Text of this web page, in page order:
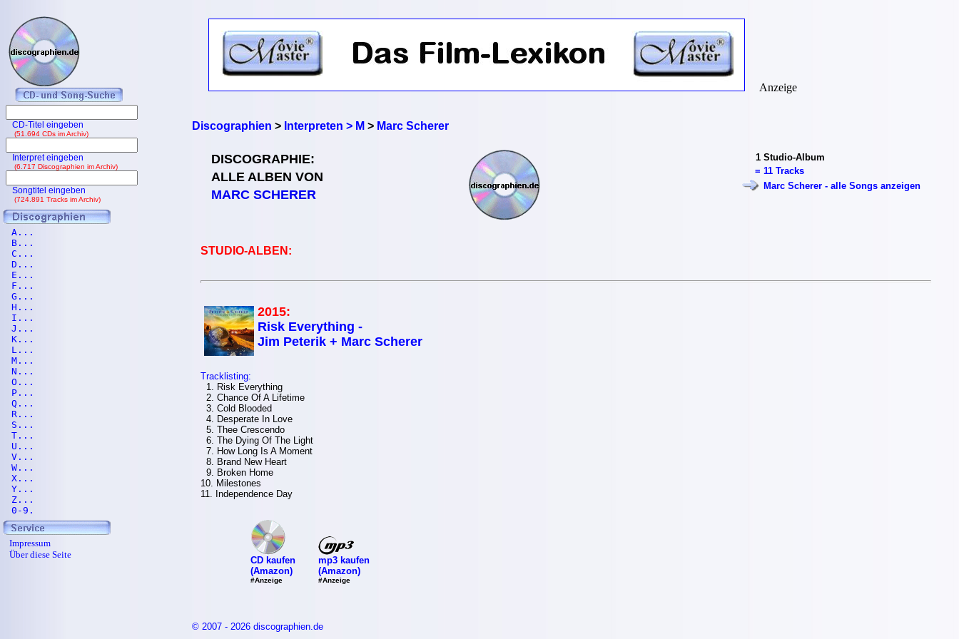
Discographien > Interpreten > M > Marc Scherer
DISCOGRAPHIE:
ALLE ALBEN VON
MARC SCHERER
1 Studio-Album
= 11 Tracks
Marc Scherer - alle Songs anzeigen
STUDIO-ALBEN:
2015:
Risk Everything -
Jim Peterik + Marc Scherer
Tracklisting:
1. Risk Everything
2. Chance Of A Lifetime
3. Cold Blooded
4. Desperate In Love
5. Thee Crescendo
6. The Dying Of The Light
7. How Long Is A Moment
8. Brand New Heart
9. Broken Home
10. Milestones
11. Independence Day
CD kaufen
(Amazon)
#Anzeige
mp3 kaufen
(Amazon)
#Anzeige
© 2007 - 2026 discographien.de
Anzeige
CD-Titel eingeben
(51.694 CDs im Archiv)
Interpret eingeben
(6.717 Discographien im Archiv)
Songtitel eingeben
(724.891 Tracks im Archiv)
A...
B...
C...
D...
E...
F...
G...
H...
I...
J...
K...
L...
M...
N...
O...
P...
Q...
R...
S...
T...
U...
V...
W...
X...
Y...
Z...
0-9.
Impressum
Über diese Seite